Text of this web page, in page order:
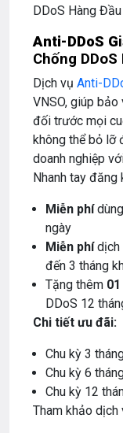
DDoS Hàng
Anti-DDoS G
Chống
Dịch vụ Anti-
VNSO, giúp
đối trước mọi
không thể bỏ lỡ
doanh nghiệp
Nhanh tay đăng
Miễn phí
ngày
Miễn phídịch
đến 3 tháng
Tặng thêm
DDoS 12
Chi tiết ưu đãi:
Chu kỳ 3
Chu kỳ 6
Chu kỳ 12
Tham khảo dịch